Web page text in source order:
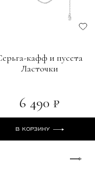
кафф и пусета
Ласточки
6 490 ₽
В КОРЗИНУ